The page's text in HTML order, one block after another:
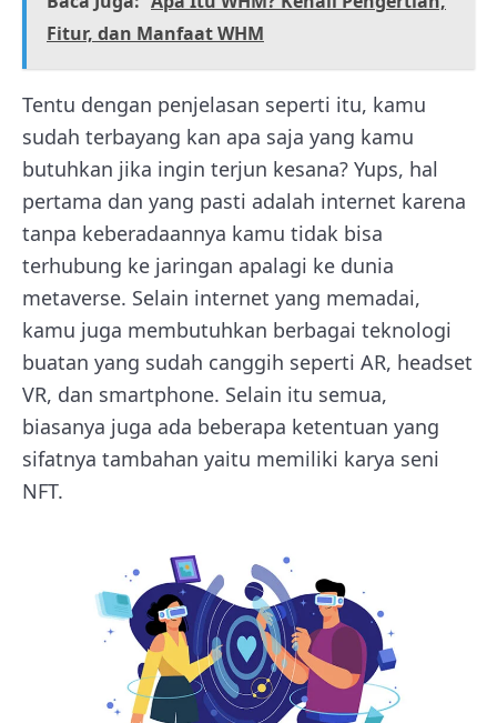
Fitur, dan Manfaat WHM
Tentu dengan penjelasan seperti itu, kamu
sudah terbayang kan apa saja yang kamu
butuhkan jika ingin terjun kesana? Yups, hal
pertama dan yang pasti adalah internet karena
tanpa keberadaannya kamu tidak bisa
terhubung ke jaringan apalagi ke dunia
metaverse. Selain internet yang memadai,
kamu juga membutuhkan berbagai teknologi
buatan yang sudah canggih seperti AR, headset
VR, dan smartphone. Selain itu semua,
biasanya juga ada beberapa ketentuan yang
sifatnya tambahan yaitu memiliki karya seni
NFT.